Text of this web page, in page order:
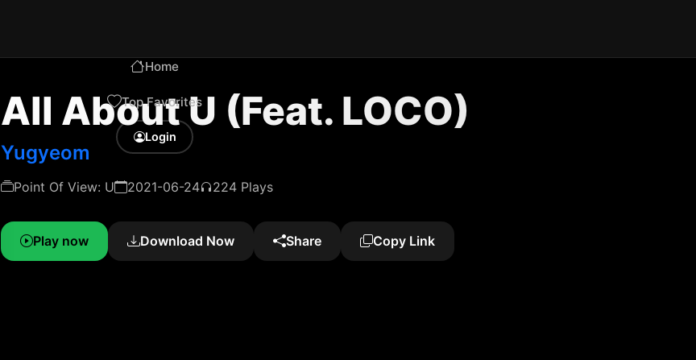
Home
Top Favorites
Login
All About U (Feat. LOCO)
Yugyeom
Point Of View: U 2021-06-24 224 Plays
Play now Download Now Share Copy Link